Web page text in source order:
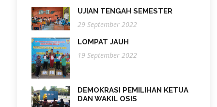
UJIAN TENGAH SEMESTER
29 September 2022
LOMPAT JAUH
19 September 2022
DEMOKRASI PEMILIHAN KETUA
DAN WAKIL OSIS